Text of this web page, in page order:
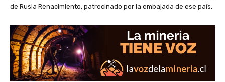
de Rusia Renacimiento, patrocinado por la embajada de ese país.